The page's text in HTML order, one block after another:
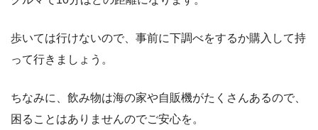
歩いては行けないので、事前に下調べをするか購入して持
って行きましょう。
ちなみに、飲み物は海の家や自販機がたくさんあるので、
困ることはありませんのでご安心を。